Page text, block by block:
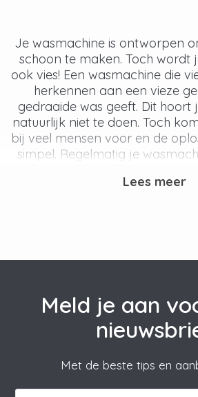
Je wasmachine is ontworpen
schoon te maken. Toch wordt
ook vies! Een wasmachine die
herkennen aan een vieze
gedraaide was geeft. Dit hoort
natuurlijk niet te doen. Toch
bij veel mensen voor en de
simpel. Regelmatig je
houden.
stinken en minder goed is gaan
factoren zijn kalkaanslag
Kalkaanslag ontstaat door je
zorgen dat je wasmachine
Lees meer
Meld je aan
Met de beste tips en